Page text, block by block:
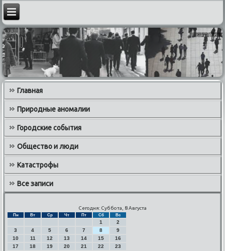
Главная
Природные аномалии
Городские события
Общество и люди
Катастрофы
Все записи
Сегодня: Суббота, 8 Августа
Пн Вт Ср Чт Пт Сб Вс
1
2
3
4 5 6 7 8
9
10
11 12 13 14 15
16
17
18 19 20 21 22
23